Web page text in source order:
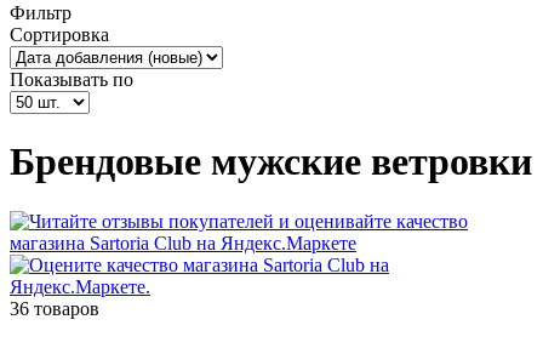
Фильтр
Сортировка
Показывать по
Брендовые мужские ветровки
36 товаров